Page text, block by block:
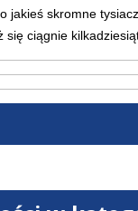
jakieś skromne
się ciągnie